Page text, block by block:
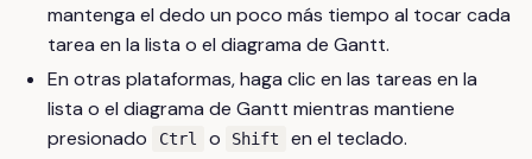
mantenga el dedo un poco más tiempo al tocar cada
tarea en la lista o el diagrama de Gantt.
En otras plataformas, haga clic en las tareas en la
lista o el diagrama de Gantt mientras mantiene
presionado
Ctrl o Shift en el teclado.